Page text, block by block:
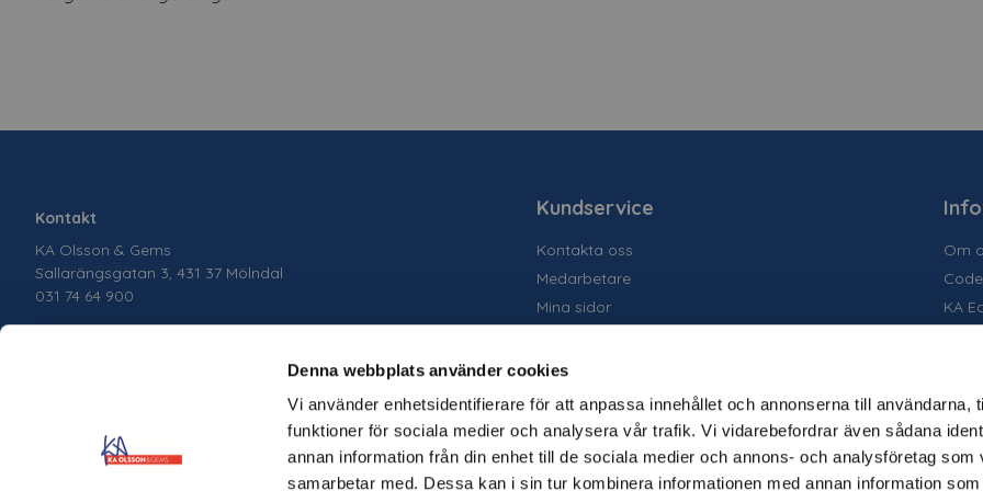
Denna webbplats använder cookies
Vi använder enhetsidentifierare för att anpassa innehållet och annonserna till användarna,
funktioner för sociala medier och analysera vår trafik. Vi vidarebefordrar även sådana
annan information från din enhet till de sociala medier och annons- och analysföretag som
samarbetar med. Dessa kan i sin tur kombinera informationen med annan information
Kontakt
KA Olsson & Gems
Sallarängsgatan 3, 431 37 Mölndal
031 74 64 900
Kundservice
Kontakta oss
Medarbetare
Mina sidor
Allmänna villkor
Om
KA